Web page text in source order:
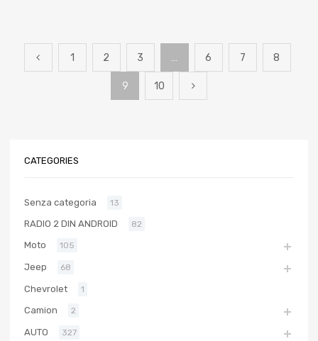
1 2 3 … 6 7 8
9 10
CATEGORIES
Senza categoria 13
RADIO 2 DIN ANDROID 82
Moto 105
Jeep 68
Chevrolet 1
Camion 2
AUTO 327